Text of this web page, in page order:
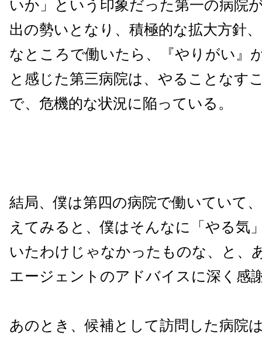
いか」という印象だった第一の病院
出の勢いとなり、積極的な拡大方針
なところで働いたら、『やりがい』
と感じた第三病院は、やることなす
で、危機的な状況に陥っている。
結局、僕は第四の病院で働いていて
えてみると、僕はそんなに「やる気
いたわけじゃなかったものな、と、
エージェントのアドバイスに深く感
あのとき、候補として訪問した病院